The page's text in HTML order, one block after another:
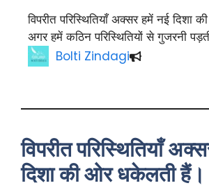
विपरीत परिस्थितियाँ अक्सर हमें नई दिशा
अगर हमें कठिन परिस्थितियों से गुजरनी
Bolti Zindagi
विपरीत परिस्थितियाँ
दिशा की ओर धकेलती हैं।